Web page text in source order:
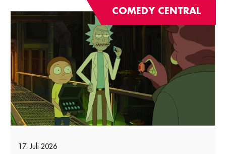
COMEDY CENTRAL
17. Juli 2026